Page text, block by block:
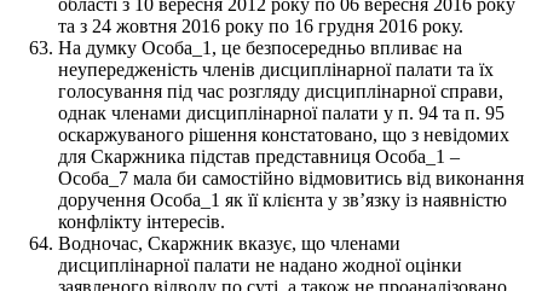
та з 24 жовтня 2016 року по 16 грудня 2016 року.
На думку Особа_1, це безпосередньо впливає на
неупередженість членів дисциплінарної палати та їх
голосування під час розгляду дисциплінарної справи,
однак членами дисциплінарної палати у п. 94 та п. 95
оскаржуваного рішення констатовано, що з невідомих
для Скаржника підстав представниця Особа_1 –
Особа_7 мала би самостійно відмовитись від виконання
доручення Особа_1 як її клієнта у звʼязку із наявністю
конфлікту інтересів.
Водночас, Скаржник вказує, що членами
дисциплінарної палати не надано жодної оцінки
заявленого відводу по суті, а також не проаналізовано